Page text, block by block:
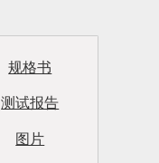
规格书
测试报告
图片